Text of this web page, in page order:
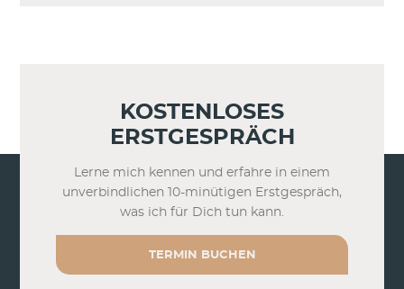
KOSTENLOSES
ERSTGESPRÄCH
Lerne mich kennen und erfahre in einem
unverbindlichen 10-minütigen Erstgespräch,
was ich für Dich tun kann.
TERMIN BUCHEN